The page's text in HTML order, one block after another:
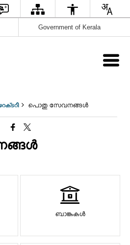
Government of Kerala
പൊതു സേവനങ്ങൾ
ബാങ്കുകള്‍